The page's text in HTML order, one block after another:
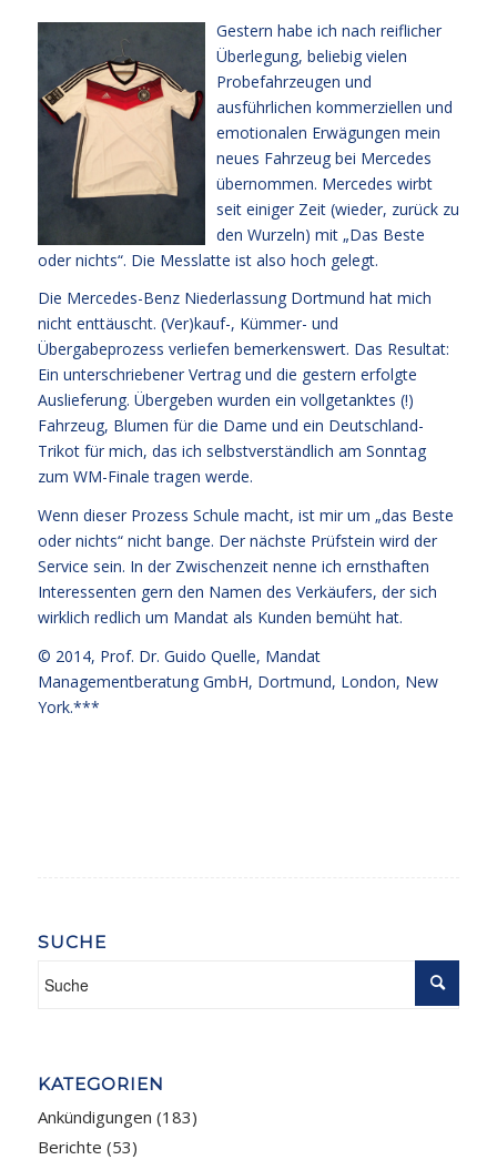
Gestern habe ich nach reiflicher
Überlegung, beliebig vielen
Probefahrzeugen und
ausführlichen kommerziellen und
emotionalen Erwägungen mein
neues Fahrzeug bei Mercedes
übernommen. Mercedes wirbt
seit einiger Zeit (wieder, zurück zu
den Wurzeln) mit „Das Beste
oder nichts“. Die Messlatte ist also hoch gelegt.
Die Mercedes-Benz Niederlassung Dortmund hat mich
nicht enttäuscht. (Ver)kauf-, Kümmer- und
Übergabeprozess verliefen bemerkenswert. Das Resultat:
Ein unterschriebener Vertrag und die gestern erfolgte
Auslieferung. Übergeben wurden ein vollgetanktes (!)
Fahrzeug, Blumen für die Dame und ein Deutschland-
Trikot für mich, das ich selbstverständlich am Sonntag
zum WM-Finale tragen werde.
Wenn dieser Prozess Schule macht, ist mir um „das Beste
oder nichts“ nicht bange. Der nächste Prüfstein wird der
Service sein. In der Zwischenzeit nenne ich ernsthaften
Interessenten gern den Namen des Verkäufers, der sich
wirklich redlich um Mandat als Kunden bemüht hat.
© 2014, Prof. Dr. Guido Quelle, Mandat
Managementberatung GmbH, Dortmund, London, New
York.***
SUCHE
KATEGORIEN
Ankündigungen (183)
Berichte (53)